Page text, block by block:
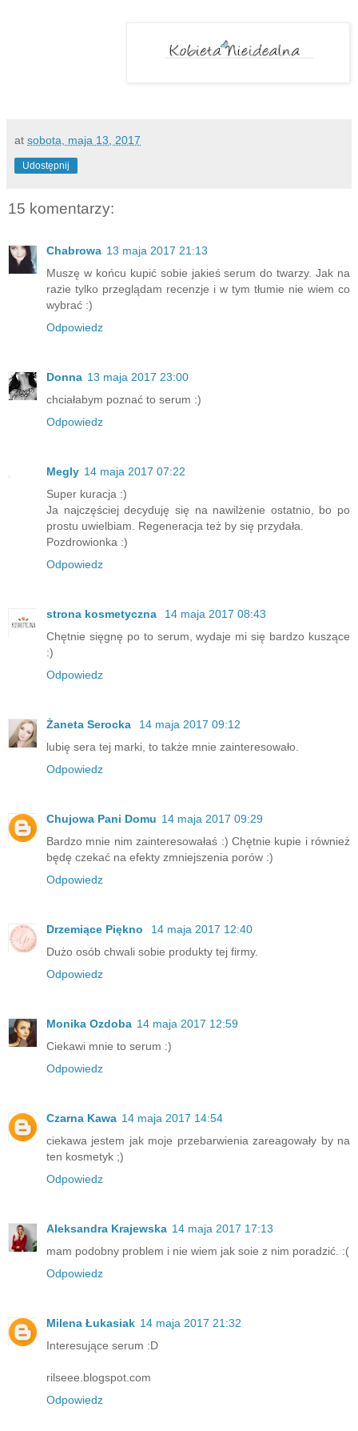
at sobota, maja 13, 2017
Udostępnij
15 komentarzy:
Chabrowa 13 maja 2017 21:13
Muszę w końcu kupić sobie jakieś serum do twarzy. Jak na
razie tylko przeglądam recenzje i w tym tłumie nie wiem co
wybrać :)
Odpowiedz
Donna 13 maja 2017 23:00
chciałabym poznać to serum :)
Odpowiedz
Megly 14 maja 2017 07:22
Super kuracja :)
Ja najczęściej decyduję się na nawilżenie ostatnio, bo po
prostu uwielbiam. Regeneracja też by się przydała.
Pozdrowionka :)
Odpowiedz
strona kosmetyczna
14 maja 2017 08:43
Chętnie sięgnę po to serum, wydaje mi się bardzo kuszące
:)
Odpowiedz
Żaneta Serocka
14 maja 2017 09:12
lubię sera tej marki, to także mnie zainteresowało.
Odpowiedz
Chujowa Pani Domu 14 maja 2017 09:29
Bardzo mnie nim zainteresowałaś :) Chętnie kupie i również
będę czekać na efekty zmniejszenia porów :)
Odpowiedz
Drzemiące Piękno
14 maja 2017 12:40
Dużo osób chwali sobie produkty tej firmy.
Odpowiedz
Monika Ozdoba 14 maja 2017 12:59
Ciekawi mnie to serum :)
Odpowiedz
Czarna Kawa 14 maja 2017 14:54
ciekawa jestem jak moje przebarwienia zareagowały by na
ten kosmetyk ;)
Odpowiedz
Aleksandra Krajewska 14 maja 2017 17:13
mam podobny problem i nie wiem jak soie z nim poradzić. :(
Odpowiedz
Milena Łukasiak 14 maja 2017 21:32
Interesujące serum :D
rilseee.blogspot.com
Odpowiedz